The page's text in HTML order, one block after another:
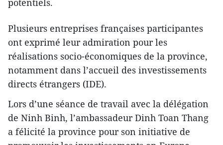
potentiels.
Plusieurs entreprises françaises participantes
ont exprimé leur admiration pour les
réalisations socio-économiques de la province,
notamment dans l’accueil des investissements
directs étrangers (IDE).
Lors d’une séance de travail avec la délégation
de Ninh Binh, l’ambassadeur Dinh Toan Thang
a félicité la province pour son initiative de